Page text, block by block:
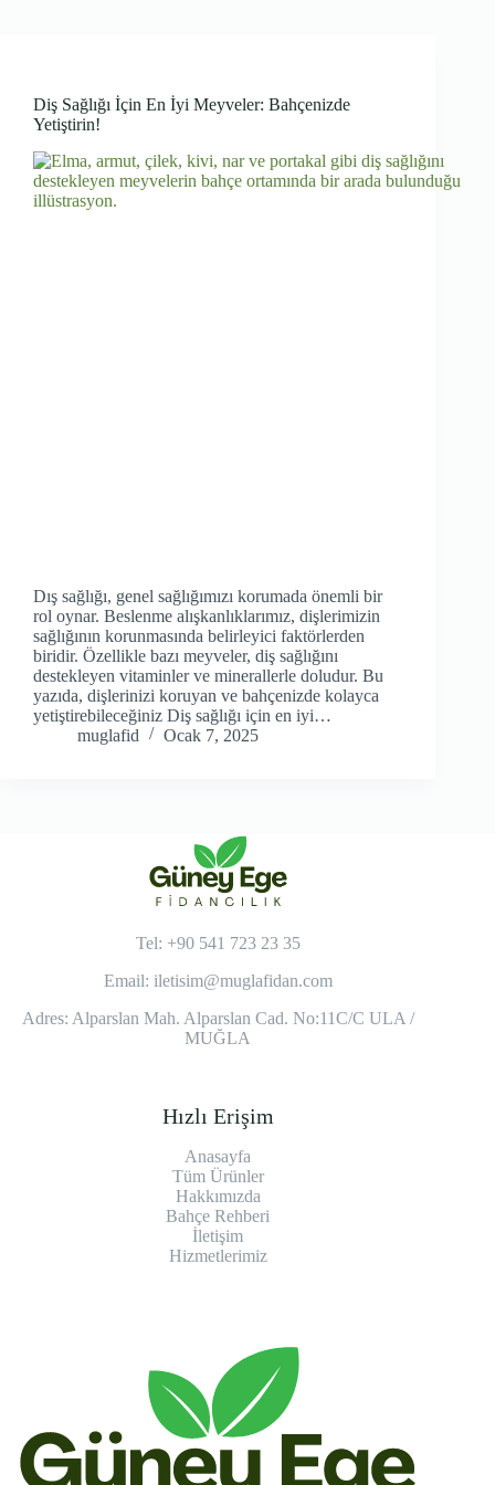
Diş Sağlığı İçin En İyi Meyveler: Bahçenizde
Yetiştirin!
Dış sağlığı, genel sağlığımızı korumada önemli bir
rol oynar. Beslenme alışkanlıklarımız, dişlerimizin
sağlığının korunmasında belirleyici faktörlerden
biridir. Özellikle bazı meyveler, diş sağlığını
destekleyen vitaminler ve minerallerle doludur. Bu
yazıda, dişlerinizi koruyan ve bahçenizde kolayca
yetiştirebileceğiniz Diş sağlığı için en iyi…
muglafid
Ocak 7, 2025
Tel: +90 541 723 23 35
Email: iletisim@muglafidan.com
Adres: Alparslan Mah. Alparslan Cad. No:11C/C ULA /
MUĞLA
Hızlı Erişim
Anasayfa
Tüm Ürünler
Hakkımızda
Bahçe Rehberi
İletişim
Hizmetlerimiz